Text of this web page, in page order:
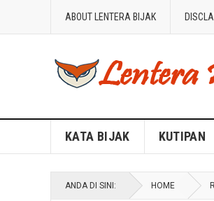
ABOUT LENTERA BIJAK
Blog Lentera Bijak
KATA BIJAK KUTIPAN
ANDA DI SINI: HOME